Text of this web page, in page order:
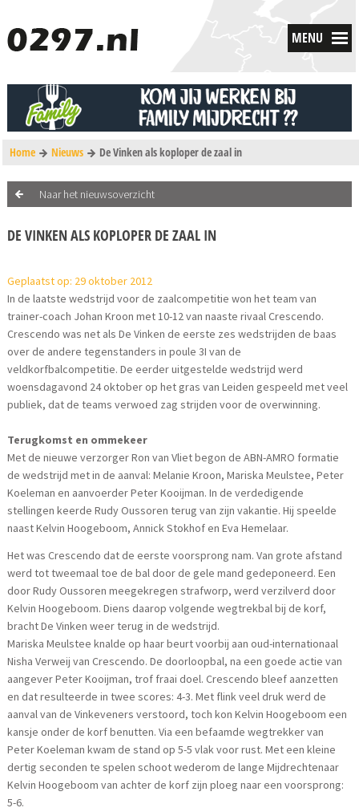
MENU
Home Nieuws De Vinken als koploper de zaal in
Naar het nieuwsoverzicht
DE VINKEN ALS KOPLOPER DE ZAAL IN
Geplaatst op: 29 oktober 2012
In de laatste wedstrijd voor de zaalcompetitie won het team van
trainer-coach Johan Kroon met 10-12 van naaste rivaal Crescendo.
Crescendo was net als De Vinken de eerste zes wedstrijden de baas
over de andere tegenstanders in poule 3I van de
veldkorfbalcompetitie. De eerder uitgestelde wedstrijd werd
woensdagavond 24 oktober op het gras van Leiden gespeeld met veel
publiek, dat de teams verwoed zag strijden voor de overwinning.
Terugkomst en ommekeer
Met de nieuwe verzorger Ron van Vliet begon de ABN-AMRO formatie
de wedstrijd met in de aanval: Melanie Kroon, Mariska Meulstee, Peter
Koeleman en aanvoerder Peter Kooijman. In de verdedigende
stellingen keerde Rudy Oussoren terug van zijn vakantie. Hij speelde
naast Kelvin Hoogeboom, Annick Stokhof en Eva Hemelaar.
Het was Crescendo dat de eerste voorsprong nam. Van grote afstand
werd tot tweemaal toe de bal door de gele mand gedeponeerd. Een
door Rudy Oussoren meegekregen strafworp, werd verzilverd door
Kelvin Hoogeboom. Diens daarop volgende wegtrekbal bij de korf,
bracht De Vinken weer terug in de wedstrijd.
Mariska Meulstee knalde op haar beurt voorbij aan oud-internationaal
Nisha Verweij van Crescendo. De doorloopbal, na een goede actie van
aangever Peter Kooijman, trof fraai doel. Crescendo bleef aanzetten
en dat resulteerde in twee scores: 4-3. Met flink veel druk werd de
aanval van de Vinkeveners verstoord, toch kon Kelvin Hoogeboom een
kansje onder de korf benutten. Via een befaamde wegtrekker van
Peter Koeleman kwam de stand op 5-5 vlak voor rust. Met een kleine
dertig seconden te spelen schoot wederom de lange Mijdrechtenaar
Kelvin Hoogeboom van achter de korf zijn ploeg naar een voorsprong:
5-6.